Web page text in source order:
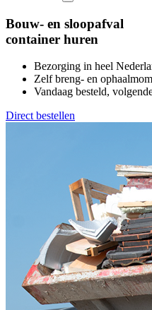
Bouw- en sloopafval
container huren
Bezorging in heel
Zelf breng- en
Vandaag besteld,
Direct bestellen